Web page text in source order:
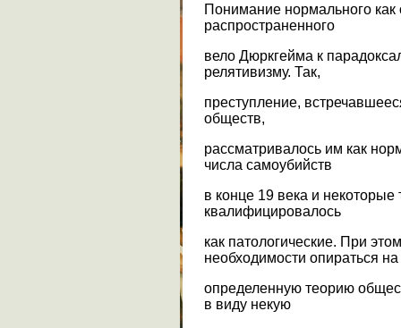
Понимание нормального
распространенного
вело Дюркгейма к
релятивизму. Так,
преступление,
обществ,
рассматривалось им как
числа самоубийств
в конце 19 века и некоторые
квалифицировалось
как патологические. При
необходимости опираться на
определенную теорию
в виду некую